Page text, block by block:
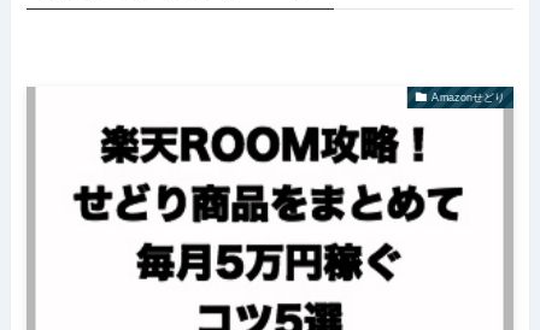
Amazonせどり